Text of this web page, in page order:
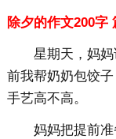
除夕的作文200字
星期天，妈
前我帮奶奶包饺
手艺高不高。
妈妈把提前